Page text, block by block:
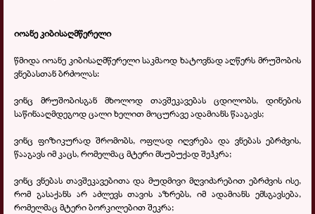
იოანე კიბისაღმწერელი
წმიდა იოანე კიბისაღმწერელი საკმაოდ ხატოვნად აღწერს მრუშობის
ვნებასთან ბრძოლას:
ვინც მრუშობისგან მხოლოდ თავშეკავებას ცდილობს, დინების
საწინააღმდეგოდ ცალი ხელით მოცურავე ადამიანს წააგავს;
ვინც ფიზიკურად შრომობს, ოფლად იღვრება და ვნებას ებრძვის,
წააგავს იმ კაცს, რომელმაც მტერი მსუბუქად შეჰკრა;
ვინც ვნებას თავშეკავებითა და მუდმივი მღვიძარებით ებრძვის ისე,
რომ გასაქანს არ აძლევს თავის აზრებს, იმ ადამიანს ემსგავსება,
რომელმაც მტერი ბორკილებით შეკრა;